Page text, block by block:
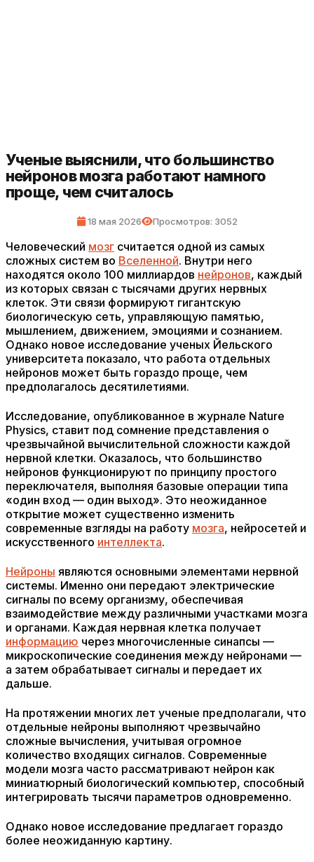
Ученые выяснили, что большинство
нейронов мозга работают намного
проще, чем считалось
18 мая 2026 Просмотров: 3052
Человеческий мозг считается одной из самых
сложных систем во Вселенной. Внутри него
находятся около 100 миллиардов нейронов, каждый
из которых связан с тысячами других нервных
клеток. Эти связи формируют гигантскую
биологическую сеть, управляющую памятью,
мышлением, движением, эмоциями и сознанием.
Однако новое исследование ученых Йельского
университета показало, что работа отдельных
нейронов может быть гораздо проще, чем
предполагалось десятилетиями.
Исследование, опубликованное в журнале Nature
Physics, ставит под сомнение представления о
чрезвычайной вычислительной сложности каждой
нервной клетки. Оказалось, что большинство
нейронов функционируют по принципу простого
переключателя, выполняя базовые операции типа
«один вход — один выход». Это неожиданное
открытие может существенно изменить
современные взгляды на работу мозга, нейросетей и
искусственного интеллекта.
Нейроны являются основными элементами нервной
системы. Именно они передают электрические
сигналы по всему организму, обеспечивая
взаимодействие между различными участками мозга
и органами. Каждая нервная клетка получает
информацию через многочисленные синапсы —
микроскопические соединения между нейронами —
а затем обрабатывает сигналы и передает их
дальше.
На протяжении многих лет ученые предполагали, что
отдельные нейроны выполняют чрезвычайно
сложные вычисления, учитывая огромное
количество входящих сигналов. Современные
модели мозга часто рассматривают нейрон как
миниатюрный биологический компьютер, способный
интегрировать тысячи параметров одновременно.
Однако новое исследование предлагает гораздо
более неожиданную картину.